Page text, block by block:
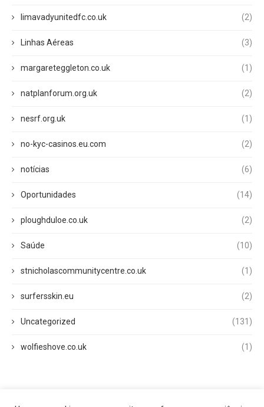
limavadyunitedfc.co.uk (2)
Linhas Aéreas (3)
margareteggleton.co.uk (1)
natplanforum.org.uk (2)
nesrf.org.uk (1)
no-kyc-casinos.eu.com (2)
notícias (6)
Oportunidades (14)
ploughduloe.co.uk (2)
Saúde (10)
stnicholascommunitycentre.co.uk (1)
surfersskin.eu (2)
Uncategorized (131)
wolfieshove.co.uk (1)